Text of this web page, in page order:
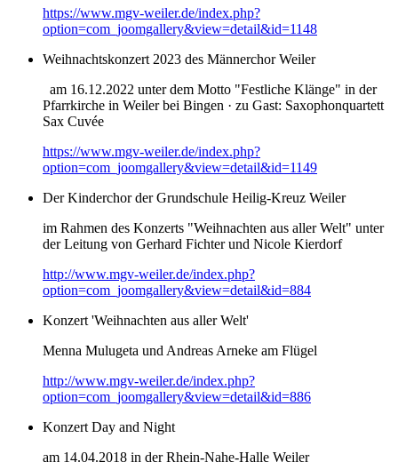
https://www.mgv-weiler.de/index.php?
option=com_joomgallery&view=detail&id=1148
Weihnachtskonzert 2023 des Männerchor Weiler
am 16.12.2022 unter dem Motto "Festliche Klänge" in der
Pfarrkirche in Weiler bei Bingen · zu Gast: Saxophonquartett
Sax Cuvée
https://www.mgv-weiler.de/index.php?
option=com_joomgallery&view=detail&id=1149
Der Kinderchor der Grundschule Heilig-Kreuz Weiler
im Rahmen des Konzerts "Weihnachten aus aller Welt" unter
der Leitung von Gerhard Fichter und Nicole Kierdorf
http://www.mgv-weiler.de/index.php?
option=com_joomgallery&view=detail&id=884
Konzert 'Weihnachten aus aller Welt'
Menna Mulugeta und Andreas Arneke am Flügel
http://www.mgv-weiler.de/index.php?
option=com_joomgallery&view=detail&id=886
Konzert Day and Night
am 14.04.2018 in der Rhein-Nahe-Halle Weiler